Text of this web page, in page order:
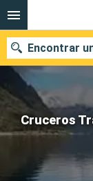
Cruceros
Encontrar
Nuestros
Fecha de